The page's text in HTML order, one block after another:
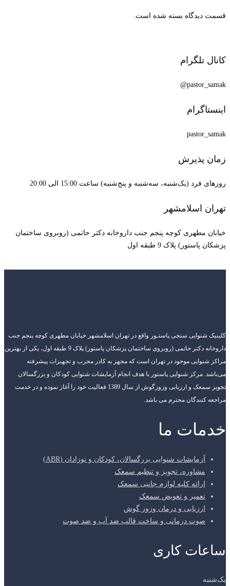
قسمت دیدگاه بسته شده است.
کانال تلگرام
pastor_samak@
اینستاگرام
pastor_samak
زمان پذیرش
روزهای فرد (یک‌شنبه، سه‌شنبه و پنج‌شنبه) ساعت 15:00 الی 20:00
تهران اسلامشهر
خیابان مطهری کوچه پنجم جنب داروخانه دکتر حاتمی (روبروی ساختمان
پزشکان پاستور) پلاک 9 طبقه اول
کلینیک شنوایی سنجی پاستـور واقع در تهران اسلامشهر خیابان مطهری کوچه پنجم جنب
داروخانه دکتر حاتمی (روبروی ساختمان پزشکان پاستور) پلاک 9 طبقه اول، یکی از بهترین
مراکز شنوایی موجود در تهران است که مجهز به کادر مجرب و تجهیزات پیشرفته
می‌باشد. مرکز شنوایی پاستور با هدف انجام آزمایشات شنوایی کودکان و بزرگسالان
تجویز سمعک و ارزیابی وزوزگوش از سال 1389 فعالیت خود را آغاز نموده و در خدمت
مراجعه کنندگان محترم می باشد.
خدمات ما
آزمایشات شنوایی بزرگسالان، کودکان و نوزادان (ABR)
مشاوره، تجویز و تنظیم سمعک
ارائه کلیه لوازم جانبی سمعک
تعمیر و تعویض سمعک
ارزیابی و درمان وزوز گوش
صوت درمانی و ساخت قالب ضد آب و ضد صوت
ساعات کاری
یک‌شنبه